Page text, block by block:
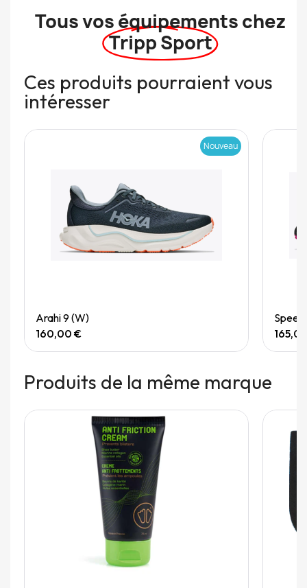
Tous vos équipements chez
Tripp Sport
Ces produits pourraient vous
intéresser
Nouveau
Arahi 9 (W)
160,00 €
Produits de la même marque